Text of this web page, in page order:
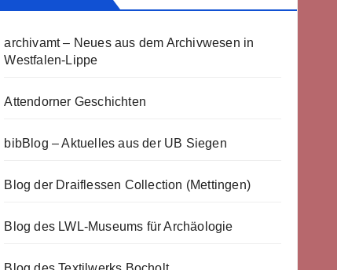
archivamt – Neues aus dem Archivwesen in
Westfalen-Lippe
Attendorner Geschichten
bibBlog – Aktuelles aus der UB Siegen
Blog der Draiflessen Collection (Mettingen)
Blog des LWL-Museums für Archäologie